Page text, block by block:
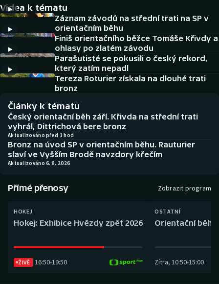
Cyklistika
DALŠÍ SPORTY
Americký fotbal
Baseball a softbal
Basketbal
Biatlon
Boby a skeleton
Box
Dostihy
NEPŘEHLÉDNĚTE
Historické návraty
Aplikace ČT sport
AZ kvíz
Videa k tématu
Záznam závodů na střední trati na SP v
orientačním běhu
Finiš orientačního běžce Tomáše Křivdy a
ohlasy po zlatém závodu
Parašutisté se pokusili o český rekord,
který zatím nepadl
Tereza Roturier získala na dlouhé trati
bronz
Články k tématu
Český orientační běh září. Křivda na střední trati
vyhrál, Dittrichová bere bronz
Aktualizováno před 1 hod
Bronz na úvod SP v orientačním běhu. Rauturier
slaví ve Vyšším Brodě navzdory křečím
Aktualizováno 6. 8. 2026
Přímé přenosy Zobrazit program
HOKEJ
Hokej: Exhibice Hvězdy zpět 2026
ŽIVĚ 16:50-19:50
OSTATNÍ
Orientační běh:
Zítra, 10:50-15:00